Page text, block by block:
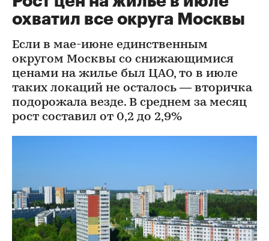
охватил все округа Москвы
Если в мае-июне единственным
округом Москвы со снижающимися
ценами на жилье был ЦАО, то в июле
таких локаций не осталось — вторичка
подорожала везде. В среднем за месяц
рост составил от 0,2 до 2,9%